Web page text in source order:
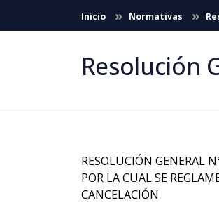
Saltar al contenido principal
Inicio Normativas
Resolución
RESOLUCIÓN GENERAL
POR LA CUAL SE
CANCELACIÓN